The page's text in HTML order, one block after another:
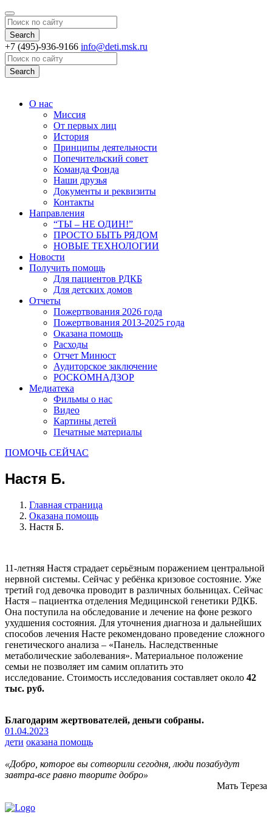
Search
+7 (495)-936-9166 info@deti.msk.ru
Search
О нас
Миссия
От первых лиц
История
Принципы деятельности
Попечительский совет
Команда Фонда
Наши друзья
Документы и реквизиты
Контакты
Направления
“ТЫ – НЕ ОДИН!”
ПРОСТО БЫТЬ РЯДОМ
НОВЫЕ ТЕХНОЛОГИИ
Новости
Получить помощь
Для пациентов РДКБ
Для детских домов
Отчеты
Пожертвования 2026 года
Пожертвования 2013-2025 года
Оказана помощь
Расходы
Отчет Минюст
Аудиторское заключение
РОСКОМНАДЗОР
Медиатека
Фильмы о нас
Видео
Картины детей
Печатные материалы
ПОМОЧЬ СЕЙЧАС
Настя Б.
Главная страница
Оказана помощь
Настя Б.
11-летняя Настя страдает серьёзным поражением центральной
нервной системы. Сейчас у ребёнка кризовое состояние. Уже
третий год девочка проводит в различных больницах. Сейчас
Настя – пациентка отделения Медицинской генетики РДКБ.
Она поступила на обследование и лечение на фоне резкого
ухудшения состояния. Для уточнения диагноза и дальнейших
способов лечения Насте рекомендовано проведение сложного
генетического анализа – «Панель. Наследственные
метаболические заболевания». Материальное положение
семьи не позволяет им самим оплатить это
исследование. Стоимость исследования составляет около 42
тыс. руб.
Благодарим жертвователей, деньги собраны.
01.04.2023
дети оказана помощь
«Добро, которое вы сотворили сегодня, люди позабудут
завтра-все равно творите добро»
Мать Тереза